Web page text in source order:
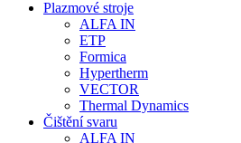
Plazmové stroje
ALFA IN
ETP
Formica
Hypertherm
VECTOR
Thermal Dynamics
Čištění svaru
ALFA IN